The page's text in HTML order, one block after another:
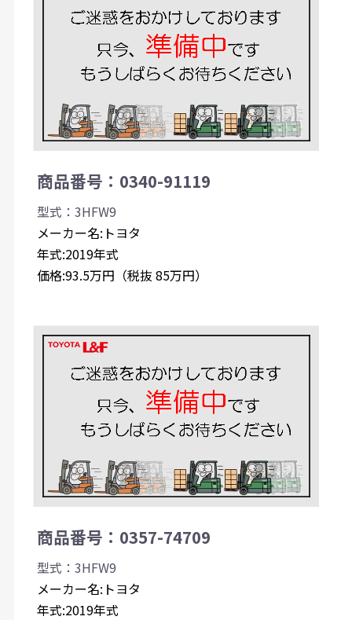
商品番号：0340-91119
型式：3HFW9
メーカー名:トヨタ
年式:2019年式
価格:93.5万円（税抜 85万円）
商品番号：0357-74709
型式：3HFW9
メーカー名:トヨタ
年式:2019年式